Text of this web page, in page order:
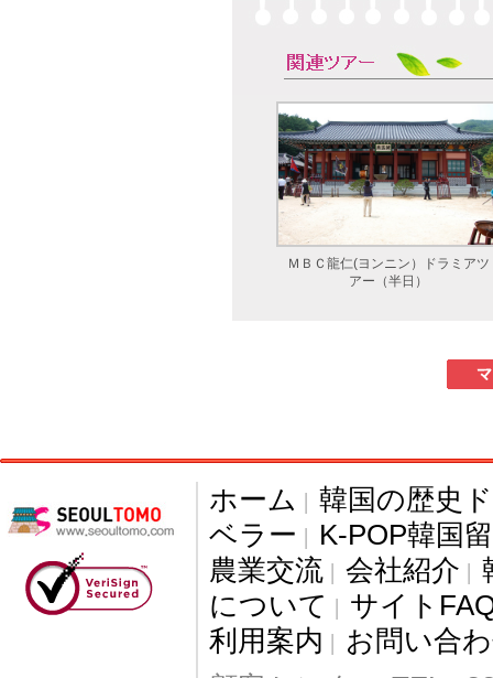
ホーム | 韓国の歴史
ベラー | K-POP韓国
農業交流 | 会社紹介 |
について | サイト
利用案内 | お問い合